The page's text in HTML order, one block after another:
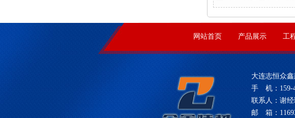
网站首页 产品展示 工
大连志恒众
手 机：159-
联系人：谢经
邮 箱：